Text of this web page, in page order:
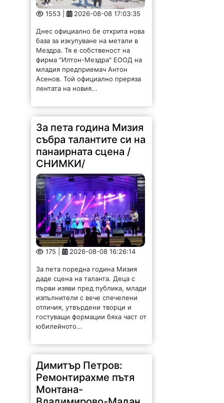
1553 | 2026-08-08 17:03:35
база за изкупуване на метали в
Мездра. Тя е собственост на
фирма "Илтон-Мездра" ЕООД на
младия предприемач Антон
Асенов. Той официално преряза
лентата на новия...
За пета година Мизия
събра талантите си на
панаирната сцена /
СНИМКИ/
175 | 2026-08-08 16:26:14
даде сцена на таланта. Деца с
първи изяви пред публика, млади
изпълнители с вече спечелени
отличия, утвърдени творци и
гостуващи формации бяха част от
юбилейното...
Димитър Петров:
Ремонтирахме пътя
Монтана-
Владимирово-Мадан